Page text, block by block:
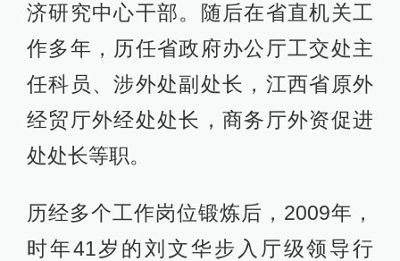
济研究中心干部。随后在省直机关工
作多年，历任省政府办公厅工交处主
任科员、涉外处副处长，江西省原外
经贸厅外经处处长，商务厅外资促进
处处长等职。
历经多个工作岗位锻炼后，2009年，
时年41岁的刘文华步入厅级领导行